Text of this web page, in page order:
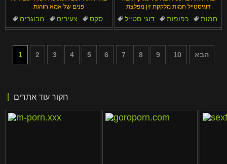
פנים של אמא חורגת
מבוגרים צעירים
סקס
מספריים
ישיבה על הפנים
דוגיסטייל חמות מלקקת זין מפלצת
דוגי סטייל כפופות
חמות
לא בת
אבא
1 2 3 4 5 6 7 8 9 10 הבא
חקור עוד אתרים